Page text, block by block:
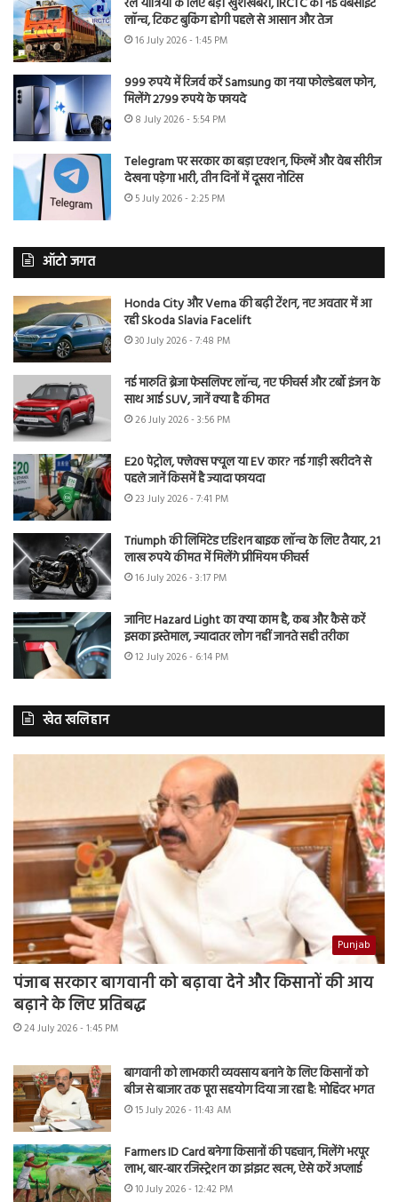
लॉन्च, टिकट बुकिंग होगी पहले से आसान और तेज
16 July 2026 - 1:45 PM
999 रुपये में रिजर्व करें Samsung का नया फोल्डेबल फोन,
मिलेंगे 2799 रुपये के फायदे
8 July 2026 - 5:54 PM
Telegram पर सरकार का बड़ा एक्शन, फिल्में और वेब सीरीज
देखना पड़ेगा भारी, तीन दिनों में दूसरा नोटिस
5 July 2026 - 2:25 PM
ऑटो जगत
Honda City और Verna की बढ़ी टेंशन, नए अवतार में आ
रही Skoda Slavia Facelift
30 July 2026 - 7:48 PM
नई मारुति ब्रेजा फेसलिफ्ट लॉन्च, नए फीचर्स और टर्बो इंजन के
साथ आई SUV, जानें क्या है कीमत
26 July 2026 - 3:56 PM
E20 पेट्रोल, फ्लेक्स फ्यूल या EV कार? नई गाड़ी खरीदने से
पहले जानें किसमें है ज्यादा फायदा
23 July 2026 - 7:41 PM
Triumph की लिमिटेड एडिशन बाइक लॉन्च के लिए तैयार, 21
लाख रुपये कीमत में मिलेंगे प्रीमियम फीचर्स
16 July 2026 - 3:17 PM
जानिए Hazard Light का क्या काम है, कब और कैसे करें
इसका इस्तेमाल, ज्यादातर लोग नहीं जानते सही तरीका
12 July 2026 - 6:14 PM
खेत खलिहान
Punjab
पंजाब सरकार बागवानी को बढ़ावा देने और किसानों की आय
बढ़ाने के लिए प्रतिबद्ध
24 July 2026 - 1:45 PM
बागवानी को लाभकारी व्यवसाय बनाने के लिए किसानों को
बीज से बाजार तक पूरा सहयोग दिया जा रहा है: मोहिंदर भगत
15 July 2026 - 11:43 AM
Farmers ID Card बनेगा किसानों की पहचान, मिलेंगे भरपूर
लाभ, बार-बार रजिस्ट्रेशन का झंझट खत्म, ऐसे करें अप्लाई
10 July 2026 - 12:42 PM